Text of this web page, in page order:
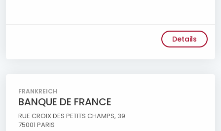
Details
FRANKREICH
BANQUE DE FRANCE
RUE CROIX DES PETITS CHAMPS, 39
75001 PARIS